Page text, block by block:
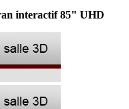
interactif 85" UHD